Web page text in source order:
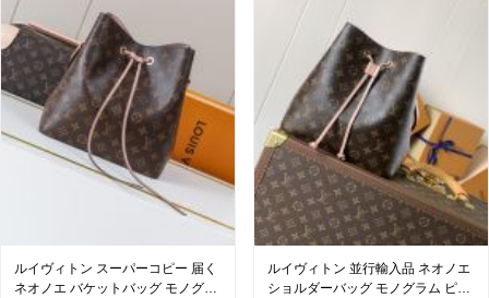
ルイヴィトン スーパーコピー 届く
ネオノエ バケットバッグ モノグラ
ルイヴィトン 並行輸入品 ネオノエ
ショルダーバッグ モノグラム ピン